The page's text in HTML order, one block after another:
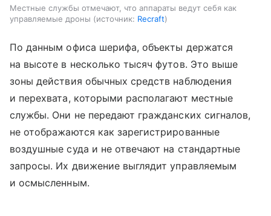
Местные службы отмечают, что аппараты ведут себя как
управляемые дроны
источник: Recraft
По данным офиса шерифа, объекты держатся
на высоте в несколько тысяч футов. Это выше
зоны действия обычных средств наблюдения
и перехвата, которыми располагают местные
службы. Они не передают гражданских сигналов,
не отображаются как зарегистрированные
воздушные суда и не отвечают на стандартные
запросы. Их движение выглядит управляемым
и осмысленным.